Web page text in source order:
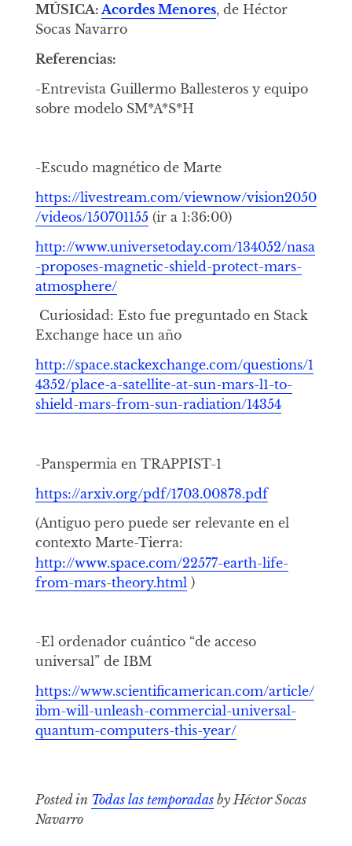
MÚSICA: Acordes Menores, de Héctor
Socas Navarro
Referencias:
-Entrevista Guillermo Ballesteros y equipo
sobre modelo SM*A*S*H
-Escudo magnético de Marte
https://livestream.com/viewnow/vision2050
/videos/150701155(ir a 1:36:00)
http://www.universetoday.com/134052/nasa
-proposes-magnetic-shield-protect-mars-
atmosphere/
Curiosidad: Esto fue preguntado en Stack
Exchange hace un año
http://space.stackexchange.com/questions/1
4352/place-a-satellite-at-sun-mars-l1-to-
shield-mars-from-sun-radiation/14354
-Panspermia en TRAPPIST-1
https://arxiv.org/pdf/1703.00878.pdf
(Antiguo pero puede ser relevante en el
contexto Marte-Tierra:
http://www.space.com/22577-earth-life-
from-mars-theory.html )
-El ordenador cuántico “de acceso
universal” de IBM
https://www.scientificamerican.com/article/
ibm-will-unleash-commercial-universal-
quantum-computers-this-year/
Posted in Todas las temporadasby Héctor Socas
Navarro